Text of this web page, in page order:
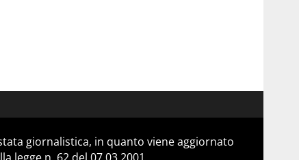
giornalistica, in quanto viene aggiornato